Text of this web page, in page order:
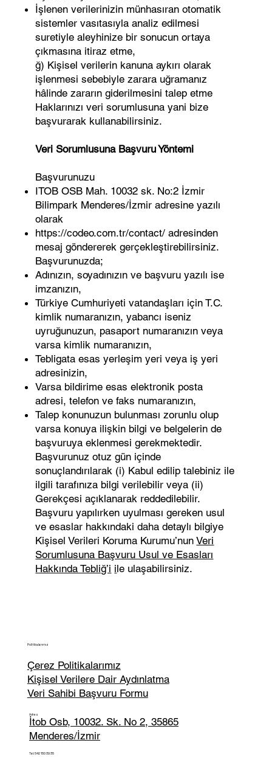
İşlenen verilerinizin münhasıran otomatik
sistemler vasıtasıyla analiz edilmesi
suretiyle aleyhinize bir sonucun ortaya
çıkmasına itiraz etme,
ğ) Kişisel verilerin kanuna aykırı olarak
işlenmesi sebebiyle zarara uğramanız
hâlinde zararın giderilmesini talep etme
Haklarınızı veri sorumlusuna yani bize
başvurarak kullanabilirsiniz.
Veri Sorumlusuna Başvuru Yöntemi
Başvurunuzu
ITOB OSB Mah. 10032 sk. No:2 İzmir
Bilimpark Menderes/İzmir adresine yazılı
olarak
https://codeo.com.tr/contact/ adresinden
mesaj göndererek gerçekleştirebilirsiniz.
Başvurunuzda;
Adınızın, soyadınızın ve başvuru yazılı ise
imzanızın,
Türkiye Cumhuriyeti vatandaşları için T.C.
kimlik numaranızın, yabancı iseniz
uyruğunuzun, pasaport numaranızın veya
varsa kimlik numaranızın,
Tebligata esas yerleşim yeri veya iş yeri
adresinizin,
Varsa bildirime esas elektronik posta
adresi, telefon ve faks numaranızın,
Talep konunuzun bulunması zorunlu olup
varsa konuya ilişkin bilgi ve belgelerin de
başvuruya eklenmesi gerekmektedir.
Başvurunuz otuz gün içinde
sonuçlandırılarak (i) Kabul edilip talebiniz ile
ilgili tarafınıza bilgi verilebilir veya (ii)
Gerekçesi açıklanarak reddedilebilir.
Başvuru yapılırken uyulması gereken usul
ve esaslar hakkındaki daha detaylı bilgiye
Kişisel Verileri Koruma Kurumu’nunVeri
Sorumlusuna Başvuru Usul ve Esasları
Hakkında Tebliğ’i ile ulaşabilirsiniz.
Politikalarımız
Çerez Politikalarımız
Kişisel Verilere Dair Aydınlatma
Veri Sahibi Başvuru Formu
Adres
İtob Osb, 10032. Sk. No 2, 35865
Menderes/İzmir
Tel: 542 150 39 35